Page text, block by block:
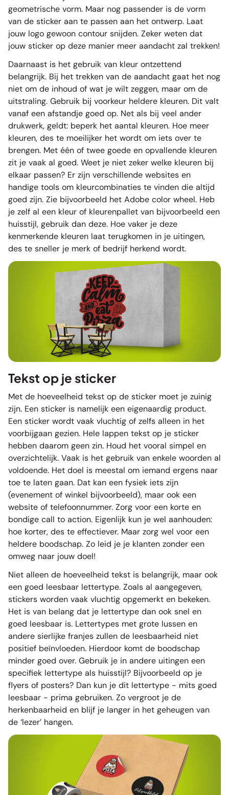
geometrische vorm. Maar nog passender is de vorm
van de sticker aan te passen aan het ontwerp. Laat
jouw logo gewoon contour snijden. Zeker weten dat
jouw sticker op deze manier meer aandacht zal trekken!
Daarnaast is het gebruik van kleur ontzettend
belangrijk. Bij het trekken van de aandacht gaat het nog
niet om de inhoud of wat je wilt zeggen, maar om de
uitstraling. Gebruik bij voorkeur heldere kleuren. Dit valt
vanaf een afstandje goed op. Net als bij veel ander
drukwerk, geldt: beperk het aantal kleuren. Hoe meer
kleuren, des te moeilijker het wordt om iets over te
brengen. Met één of twee goede en opvallende kleuren
zit je vaak al goed. Weet je niet zeker welke kleuren bij
elkaar passen? Er zijn verschillende websites en
handige tools om kleurcombinaties te vinden die altijd
goed zijn. Zie bijvoorbeeld het Adobe color wheel. Heb
je zelf al een kleur of kleurenpallet van bijvoorbeeld een
huisstijl, gebruik dan deze. Hoe vaker je deze
kenmerkende kleuren laat terugkomen in je uitingen,
des te sneller je merk of bedrijf herkend wordt.
Tekst op je sticker
Met de hoeveelheid tekst op de sticker moet je zuinig
zijn. Een sticker is namelijk een eigenaardig product.
Een sticker wordt vaak vluchtig of zelfs alleen in het
voorbijgaan gezien. Hele lappen tekst op je sticker
hebben daarom geen zin. Houd het vooral simpel en
overzichtelijk. Vaak is het gebruik van enkele woorden al
voldoende. Het doel is meestal om iemand ergens naar
toe te laten gaan. Dat kan een fysiek iets zijn
(evenement of winkel bijvoorbeeld), maar ook een
website of telefoonnummer. Zorg voor een korte en
bondige call to action. Eigenlijk kun je wel aanhouden:
hoe korter, des te effectiever. Maar zorg wel voor een
heldere boodschap. Zo leid je je klanten zonder een
omweg naar jouw doel!
Niet alleen de hoeveelheid tekst is belangrijk, maar ook
een goed leesbaar lettertype. Zoals al aangegeven,
stickers worden vaak vluchtig opgemerkt en bekeken.
Het is van belang dat je lettertype dan ook snel en
goed leesbaar is. Lettertypes met grote lussen en
andere sierlijke franjes zullen de leesbaarheid niet
positief beïnvloeden. Hierdoor komt de boodschap
minder goed over. Gebruik je in andere uitingen een
specifiek lettertype als huisstijl? Bijvoorbeeld op je
flyers of posters? Dan kun je dit lettertype - mits goed
leesbaar - prima gebruiken. Zo vergroot je de
herkenbaarheid en blijf je langer in het geheugen van
de ‘lezer’ hangen.